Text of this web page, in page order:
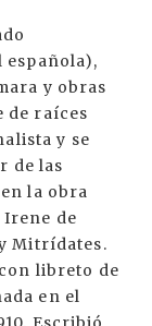
española),
y obras
de raíces
y se
de las
la obra
Irene de
Mitrídates.
libreto de
en el